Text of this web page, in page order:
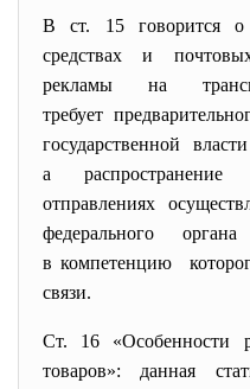
В ст. 15 говорится о
средствах и
рекламы на
требует
государственной
а
отправлениях
федерального
в компетенцию
связи.
Ст. 16 «Особенности
товаров»: данная